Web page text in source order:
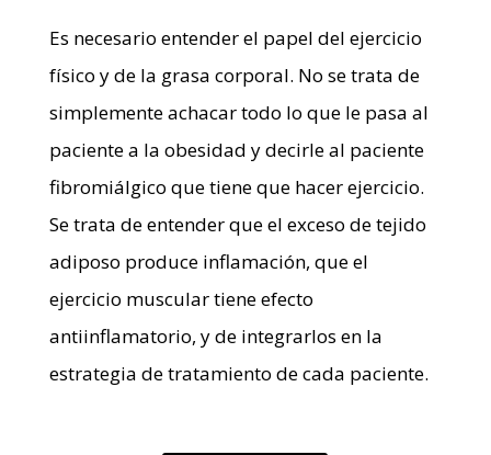
Es necesario entender el papel del ejercicio
físico y de la grasa corporal. No se trata de
simplemente achacar todo lo que le pasa al
paciente a la obesidad y decirle al paciente
fibromiálgico que tiene que hacer ejercicio.
Se trata de entender que el exceso de tejido
adiposo produce inflamación, que el
ejercicio muscular tiene efecto
antiinflamatorio, y de integrarlos en la
estrategia de tratamiento de cada paciente.